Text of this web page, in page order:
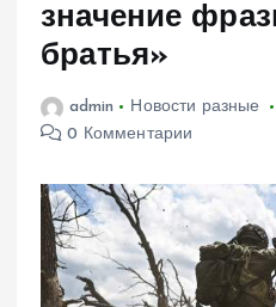
значение
братья»
admin Новости разные
0 Комментарии